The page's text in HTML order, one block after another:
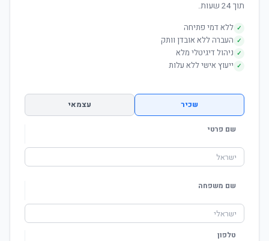
תוך 24 שעות.
✓ ללא דמי פתיחה
✓ העברה ללא אובדן וותק
✓ ניהול דיגיטלי מלא
✓ ייעוץ אישי ללא עלות
שכיר עצמאי
שם פרטי
שם משפחה
טלפון